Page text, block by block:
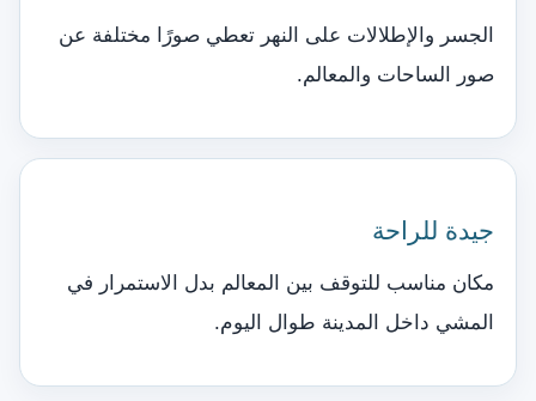
الجسر والإطلالات على النهر تعطي صورًا مختلفة عن
صور الساحات والمعالم.
جيدة للراحة
مكان مناسب للتوقف بين المعالم بدل الاستمرار في
المشي داخل المدينة طوال اليوم.